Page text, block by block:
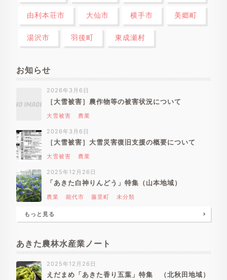
由利本荘市 大仙市 横手市 美郷町
湯沢市 羽後町 東成瀬村
お知らせ
2026年3月6日
［大雪被害］農作物等の被害状況について
大雪被害 農業
2026年3月6日
［大雪被害］大雪災害復旧支援の概要について
大雪被害 農業
2025年12月26日
「あきた白神りんどう」特集（山本地域）
農業 能代市 藤里町 未分類
もっと見る
あきた農林水産業ノート
2025年12月26日
えだまめ「あきた香り五葉」特集 （北秋田地域）